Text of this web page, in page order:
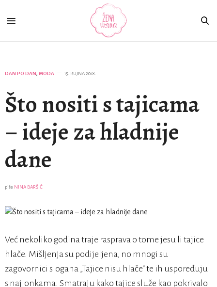
DAN PO DAN, MODA 15. RUJNA 2018.
Što nositi s tajicama
– ideje za hladnije
dane
piše NINA BARŠIĆ
Već nekoliko godina traje rasprava o tome jesu li tajice
hlače. Mišljenja su podijeljena, no mnogi su
zagovornici slogana „Tajice nisu hlače“ te ih uspoređuju
s najlonkama. Smatraju kako tajice služe kao pokrivalo